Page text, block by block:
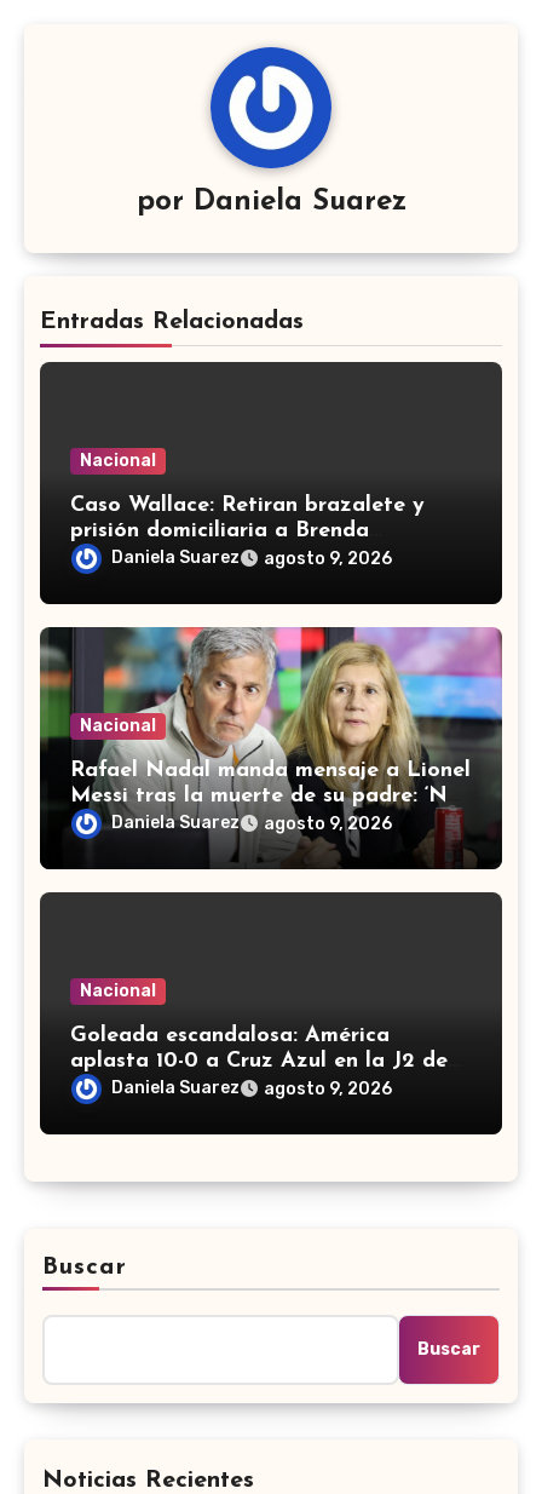
por Daniela Suarez
Entradas Relacionadas
Nacional
Caso Wallace: Retiran brazalete y
prisión domiciliaria a Brenda
Quevedo; seguirá proceso en libertad
Daniela Suarez agosto 9, 2026
Nacional
Rafael Nadal manda mensaje a Lionel
Messi tras la muerte de su padre: ‘No
me puedo imaginar el dolor’
Daniela Suarez agosto 9, 2026
Nacional
Goleada escandalosa: América
aplasta 10-0 a Cruz Azul en la J2 de
la Liga MX Femenil
Daniela Suarez agosto 9, 2026
Buscar
Buscar
Noticias Recientes